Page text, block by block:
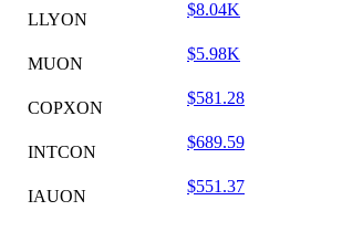
LLYON
$8.04K
MUON
$5.98K
COPXON
$581.28
INTCON
$689.59
IAUON
$551.37